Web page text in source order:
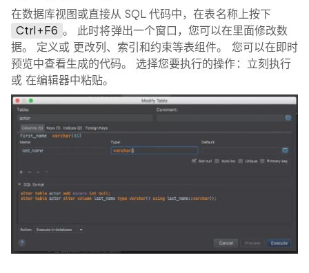
在数据库视图或直接从 SQL 代码中，在表名称上按下
Ctrl+F6 。 此时将弹出一个窗口，您可以在里面修改数
据。 定义或 更改列、索引和约束等表组件。 您可以在即时
预览中查看生成的代码。 选择您要执行的操作：立刻执行
或 在编辑器中粘贴。